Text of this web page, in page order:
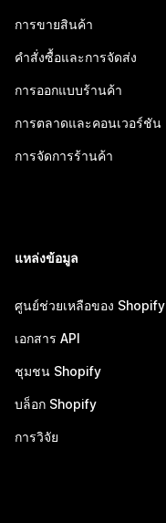
การขายสินค้า
คำสั่งซื้อและการจัดส่ง
การออกแบบร้านค้า
การตลาดและคอนเวอร์ชัน
การจัดการร้านค้า
แหล่งข้อมูล
ศูนย์ช่วยเหลือของ Shopify
เอกสาร API
ชุมชน Shopify
บล็อก Shopify
การวิจัย